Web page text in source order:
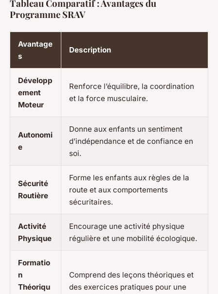
Tableau Comparatif : Avantages du
Programme SRAV
Avantage
s
Description
Développ
ement
Moteur
Renforce l’équilibre, la coordination
et la force musculaire.
Autonomi
e
Donne aux enfants un sentiment
d’indépendance et de confiance en
soi.
Sécurité
Routière
Forme les enfants aux règles de la
route et aux comportements
sécuritaires.
Activité
Physique
Encourage une activité physique
régulière et une mobilité écologique.
Formatio
n
Théoriqu
Comprend des leçons théoriques et
des exercices pratiques pour une